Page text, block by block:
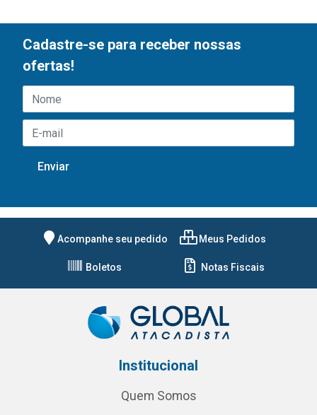
Cadastre-se para receber nossas
ofertas!
Acompanhe seu pedido Meus Pedidos
Boletos Notas Fiscais
Institucional
Quem Somos